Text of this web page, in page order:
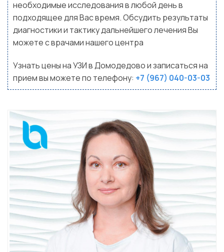
необходимые исследования в любой день в
подходящее для Вас время. Обсудить результаты
диагностики и тактику дальнейшего лечения Вы
можете с врачами нашего центра
Узнать цены на УЗИ в Домодедово и записаться на
прием вы можете по телефону: +7 (967) 040-03-03